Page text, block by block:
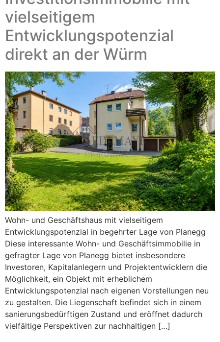
vielseitigem
Entwicklungspotenzial
direkt an der Würm
Wohn- und Geschäftshaus mit vielseitigem
Entwicklungspotenzial in begehrter Lage von Planegg
Diese interessante Wohn- und Geschäftsimmobilie in
gefragter Lage von Planegg bietet insbesondere
Investoren, Kapitalanlegern und Projektentwicklern die
Möglichkeit, ein Objekt mit erheblichem
Entwicklungspotenzial nach eigenen Vorstellungen neu
zu gestalten. Die Liegenschaft befindet sich in einem
sanierungsbedürftigen Zustand und eröffnet dadurch
vielfältige Perspektiven zur nachhaltigen […]